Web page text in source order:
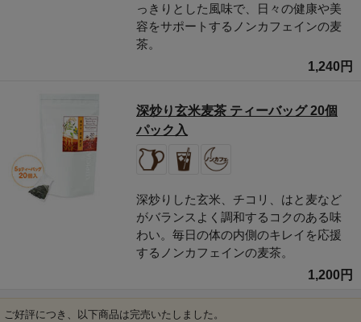
っきりとした風味で、日々の健康や美
容をサポートするノンカフェインの麦
茶。
1,240円
深炒り玄米麦茶 ティーバッグ 20個
パック入
深炒りした玄米、チコリ、はと麦など
がバランスよく調和するコクのある味
わい。毎日の体の内側のキレイを応援
するノンカフェインの麦茶。
1,200円
ご好評につき、以下商品は完売いたしました。